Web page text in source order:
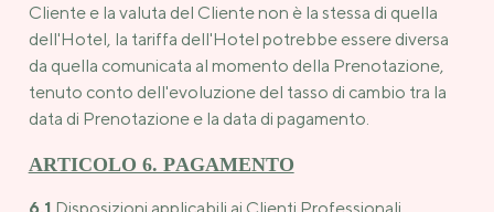
Cliente e la valuta del Cliente non è la stessa di quella
dell'Hotel, la tariffa dell'Hotel potrebbe essere diversa
da quella comunicata al momento della Prenotazione,
tenuto conto dell'evoluzione del tasso di cambio tra la
data di Prenotazione e la data di pagamento.
ARTICOLO 6. PAGAMENTO